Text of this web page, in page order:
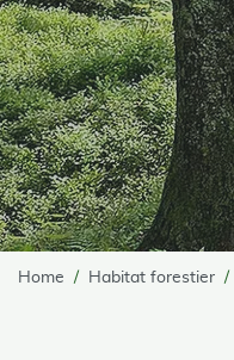
Home Habitat forestier